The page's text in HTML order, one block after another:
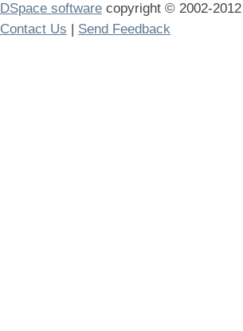
DSpace software copyright © 2002-2012
Contact Us | Send Feedback